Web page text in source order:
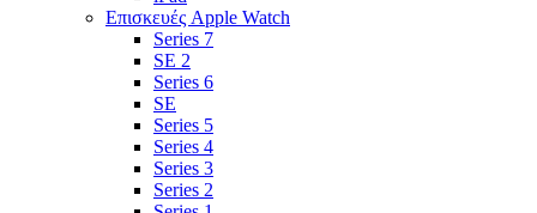
Επισκευές Apple Watch
Series 7
SE 2
Series 6
SE
Series 5
Series 4
Series 3
Series 2